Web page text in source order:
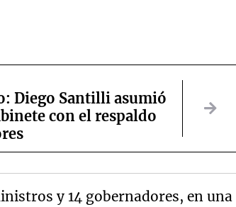
Diego Santilli asumió
con el respaldo
y 14 gobernadores, en una